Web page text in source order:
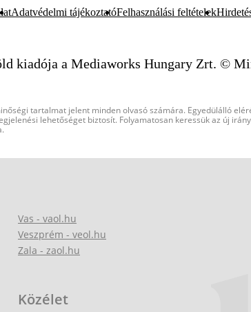
Adatvédelmi tájékoztatóFelhasználási feltételek
kiadója a Mediaworks Hungary Zrt. ©
tartalmat jelent minden olvasó számára. Egyedülálló
lehetőséget biztosít. Folyamatosan keressük az új
Vas - vaol.hu
Veszprém - veol.hu
Zala - zaol.hu
Közélet